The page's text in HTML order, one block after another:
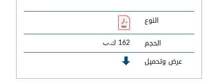
النوع
الحجم
162 ك.ب
عرض وتحميل